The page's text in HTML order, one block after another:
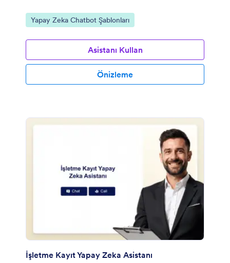
Kategoriye git:
Yapay Zeka Chatbot Şablonları
Asistanı Kullan
Önizleme
İşletme Kayıt Yapay Zeka Asistanı